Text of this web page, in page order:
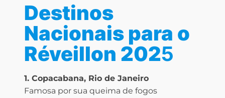
Destinos
Nacionais para o
Réveillon 2025
1. Copacabana, Rio de Janeiro
Famosa por sua queima de fogos